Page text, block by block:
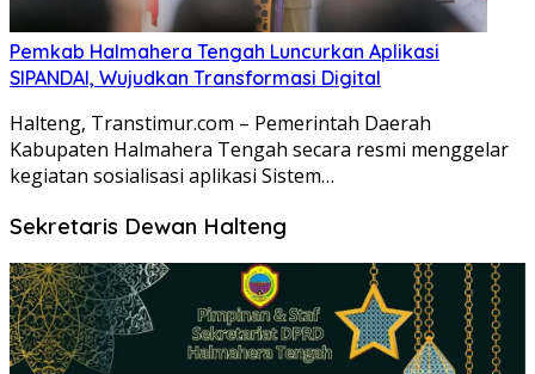
Pemkab Halmahera Tengah Luncurkan Aplikasi
SIPANDAI, Wujudkan Transformasi Digital
Halteng, Transtimur.com – Pemerintah Daerah
Kabupaten Halmahera Tengah secara resmi menggelar
kegiatan sosialisasi aplikasi Sistem…
Sekretaris Dewan Halteng